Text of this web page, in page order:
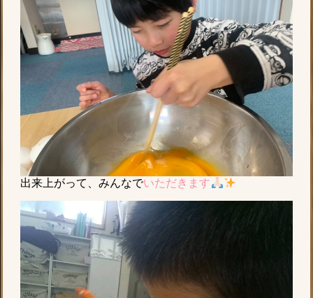
出来上がって、みんなでいただきます